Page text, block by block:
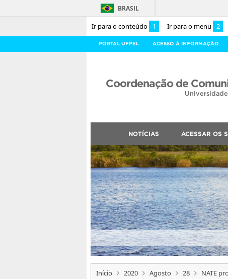
Ir para o conteúdo 1 Ir para o menu 2
BRASIL
PORTAL UFPEL ACESSO À INFORMAÇÃO
Coordenação de
NOTÍCIAS ACESSAR OS
Início 2020 Agosto 28 NATE